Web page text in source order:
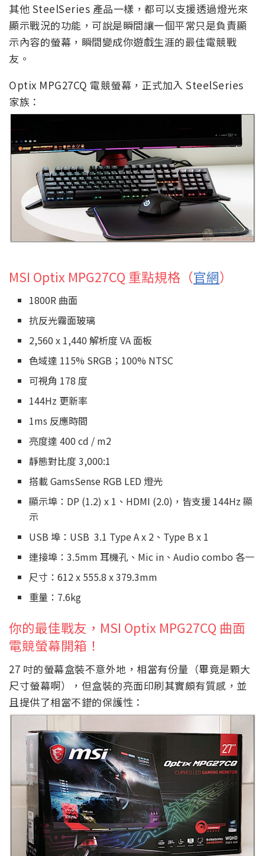
其他 SteelSeries 產品一樣，都可以支援透過燈光來
顯示戰況的功能，可說是瞬間讓一個平常只是負責顯
示內容的螢幕，瞬間變成你遊戲生涯的最佳電競戰
友。
Optix MPG27CQ 電競螢幕，正式加入 SteelSeries
家族：
MSI Optix MPG27CQ 重點規格（官網）
1800R 曲面
抗反光霧面玻璃
2,560 x 1,440 解析度 VA 面板
色域達 115% SRGB；100% NTSC
可視角 178 度
144Hz 更新率
1ms 反應時間
亮度達 400 cd / m2
靜態對比度 3,000:1
搭載 GamsSense RGB LED 燈光
顯示埠：DP (1.2) x 1、HDMI (2.0)，皆支援 144Hz 顯
示
USB 埠：USB 3.1 Type A x 2、Type B x 1
連接埠：3.5mm 耳機孔、Mic in、Audio combo 各一
尺寸：612 x 555.8 x 379.3mm
重量：7.6kg
你的最佳戰友，MSI Optix MPG27CQ 曲面
電競螢幕開箱！
27 吋的螢幕盒裝不意外地，相當有份量（畢竟是顆大
尺寸螢幕啊），但盒裝的亮面印刷其實頗有質感，並
且提供了相當不錯的保護性：